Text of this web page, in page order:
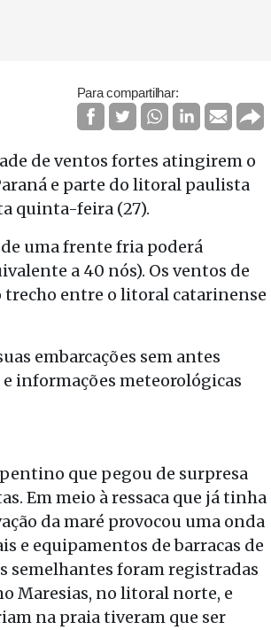
Para compartilhar:
de ventos fortes atingirem o
e parte do litoral paulista
quinta-feira (27).
uma frente fria poderá
a 40 nós). Os ventos de
trecho entre o litoral catarinense
embarcações sem antes
e informações meteorológicas
que pegou de surpresa
Em meio à ressaca que já tinha
da maré provocou uma onda
e equipamentos de barracas de
semelhantes foram registradas
Maresias, no litoral norte, e
na praia tiveram que ser